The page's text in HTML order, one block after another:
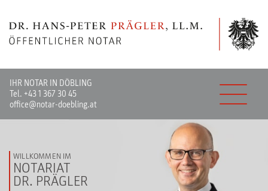
IHR NOTAR IN DÖBLING
Tel. +43 1 367 30 45
office@notar-doebling.at
WILLKOMMEN IM
NOTARIAT
DR. PRÄGLER